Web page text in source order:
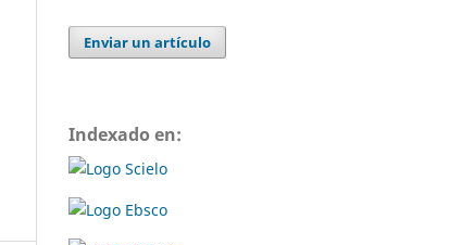
Enviar un artículo
Indexado en: